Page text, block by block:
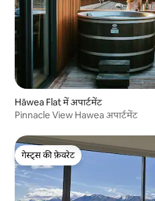
Hāwea Flat में अपार्टमेंट
Pinnacle View Hawea अपार्टमेंट
गेस्ट्स की फ़ेवरेट
गेस्ट्स की फ़ेवरेट